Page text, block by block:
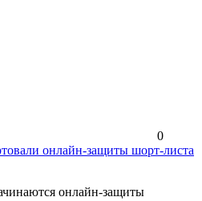
0
онлайн-защиты шорт-листа
онлайн-защиты